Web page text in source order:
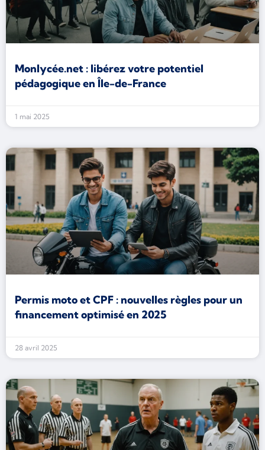
Monlycée.net : libérez votre potentiel
pédagogique en Île-de-France
1 mai 2025
Permis moto et CPF : nouvelles règles pour un
financement optimisé en 2025
28 avril 2025